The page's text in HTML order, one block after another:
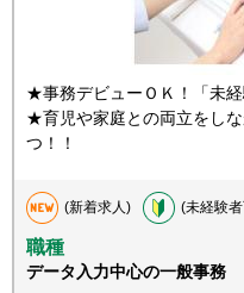
★事務デビューＯＫ！「未
★育児や家庭との両立をし
つ！！
(新着求人) (未経験
職種
データ入力中心の一般事務